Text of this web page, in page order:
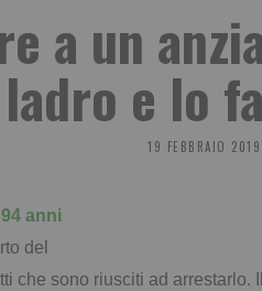
a un
ladro e lo
19 FEBBRAIO 2019
anni
del
che sono riusciti ad